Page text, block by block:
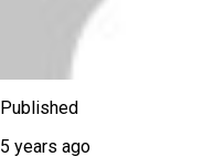
Published
5 years ago